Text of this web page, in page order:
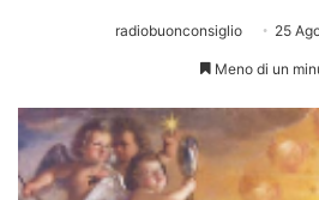
radiobuonconsiglio 25
Meno di un